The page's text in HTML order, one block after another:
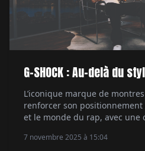
G-SHOCK : Au-delà du
L’iconique marque de
renforcer son
et le monde du rap, avec une
musicale actuelle, devient son
7 novembre 2025 à 15:04